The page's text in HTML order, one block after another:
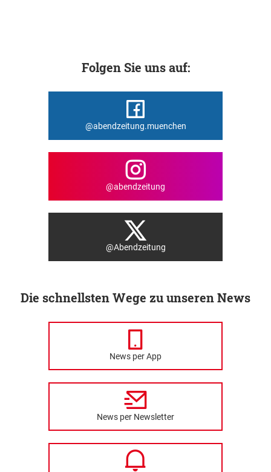
Folgen Sie uns auf:
@abendzeitung.muenchen
@abendzeitung
@Abendzeitung
Die schnellsten Wege zu unseren News
News per App
News per Newsletter